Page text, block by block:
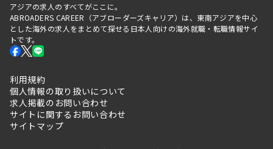
アジアの求人のすべてがここに。
ABROADERS CAREER（アブローダーズキャリア）は、東南アジアを中心
とした海外の求人をまとめて探せる日本人向けの海外就職・転職情報サイ
トです。
利用規約
個人情報の取り扱いについて
求人掲載のお問い合わせ
サイトに関するお問い合わせ
サイトマップ